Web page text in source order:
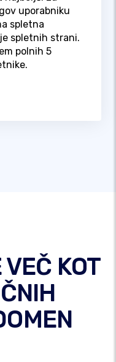
uporabniku
spletna
spletnih strani.
polnih 5
KOT